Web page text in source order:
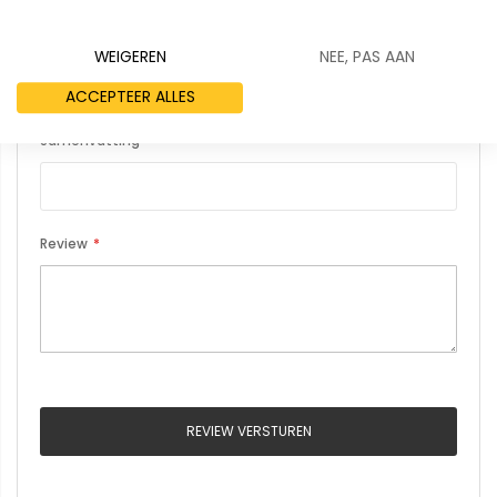
Samenvatting
Review
REVIEW VERSTUREN
WEIGEREN
NEE, PAS AAN
ACCEPTEER ALLES